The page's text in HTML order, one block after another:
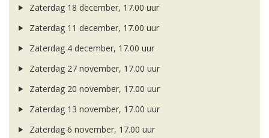
Zaterdag 18 december, 17.00 uur
Zaterdag 11 december, 17.00 uur
Zaterdag 4 december, 17.00 uur
Zaterdag 27 november, 17.00 uur
Zaterdag 20 november, 17.00 uur
Zaterdag 13 november, 17.00 uur
Zaterdag 6 november, 17.00 uur